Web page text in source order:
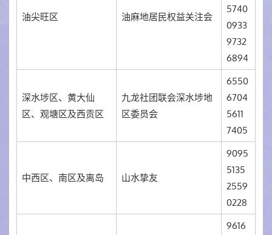
油尖旺区 油麻地居民权益关注会
5740
0933
9732
6894
深水埗区、黄大仙
区、观塘区及西贡区
九龙社团联会深水埗地
区委员会
6550
6704
5611
7405
中西区、南区及离岛 山水挚友
9095
5135
2559
0228
9616